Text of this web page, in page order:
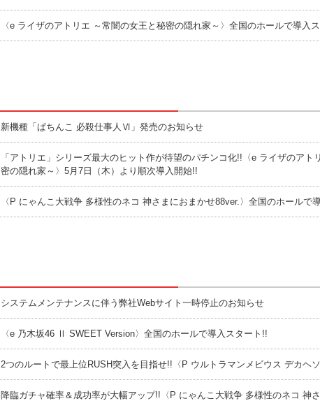
〈e ライザのアトリエ ～常闇の女王と秘密の隠れ家～〉全国のホールで導入
新機種「ぱちんこ 必殺仕事人Ⅵ」発売のお知らせ
「アトリエ」シリーズ最大のヒット作が待望のパチンコ化!!〈e ライザのアト
密の隠れ家～〉5月7日（木）より順次導入開始!!
〈P にゃんこ大戦争 多様性のネコ 神さまにおまかせ88ver.〉全国のホールで
システムメンテナンスに伴う弊社Webサイト一時停止のお知らせ
〈e 乃木坂46 Ⅱ SWEET Version〉全国のホールで導入スタート!!
2つのルートで最上位RUSH突入を目指せ!!〈P ウルトラマンメビウス デカヘ
降臨ガチャ確率＆成功率が大幅アップ!!〈P にゃんこ大戦争 多様性のネコ 神さ